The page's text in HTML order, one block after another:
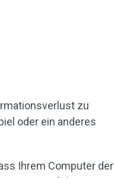
zu
oder ein anderes
Ihrem Computer der